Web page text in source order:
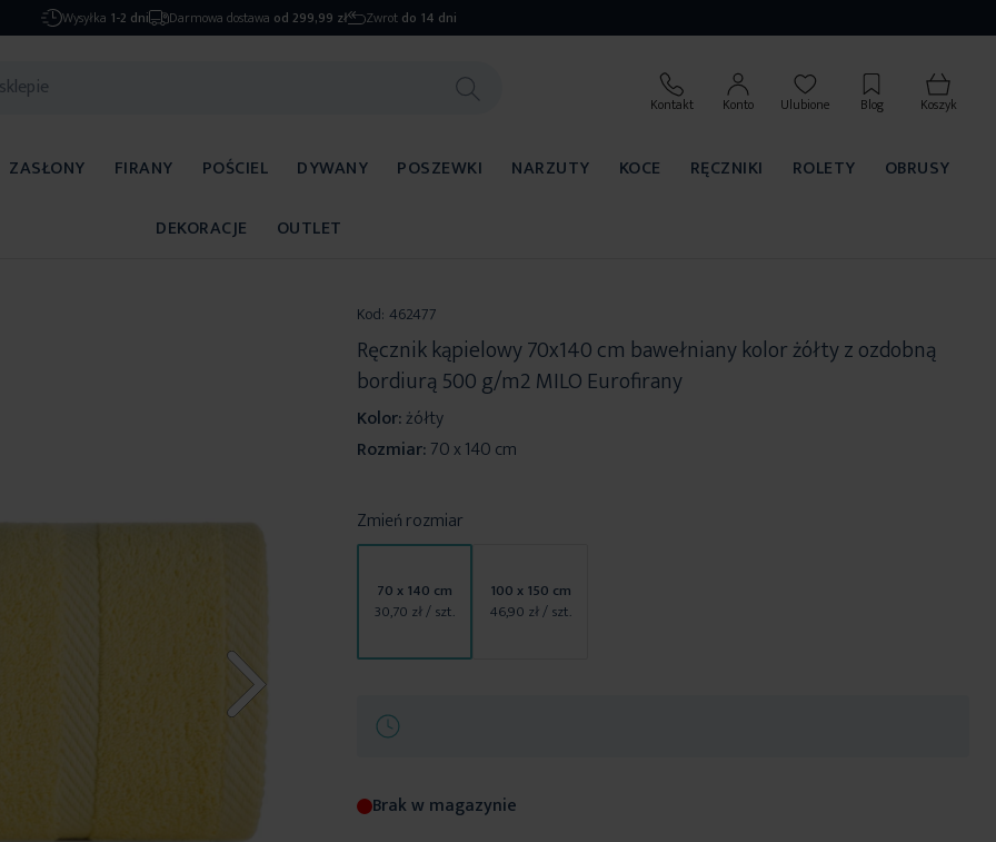
Wysyłka 1-2 dni Darmowa dostawa od 299,99 zł Zwrot do 14 dni
Kontakt Konto Ulubione Blog Koszyk
ZASŁONY FIRANY POŚCIEL DYWANY POSZEWKI NARZUTY KOCE RĘCZNIKI ROLETY
OBRUSY
DEKORACJE
OUTLET
Kod: 462477
Ręcznik kąpielowy 70x140 cm bawełniany kolor żółty z ozdobną
bordiurą 500 g/m2 MILO Eurofirany
Kolor:żółty
Rozmiar:70 x 140 cm
Zmień rozmiar
70 x 140 cm
30,70 zł/ szt.
100 x 150 cm
46,90 zł/ szt.
Brak w magazynie